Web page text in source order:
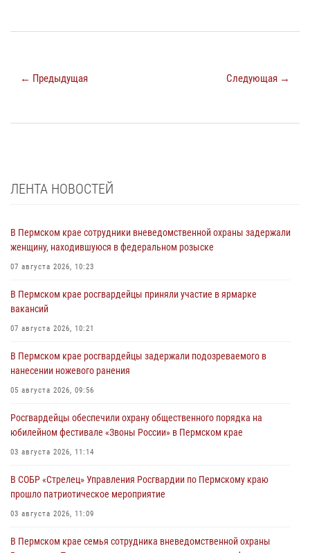
← Предыдущая Следующая →
ЛЕНТА НОВОСТЕЙ
В Пермском крае сотрудники вневедомственной охраны задержали
женщину, находившуюся в федеральном розыске
07 августа 2026, 10:23
В Пермском крае росгвардейцы приняли участие в ярмарке
вакансий
07 августа 2026, 10:21
В Пермском крае росгвардейцы задержали подозреваемого в
нанесении ножевого ранения
05 августа 2026, 09:56
Росгвардейцы обеспечили охрану общественного порядка на
юбилейном фестивале «Звоны России» в Пермском крае
03 августа 2026, 11:14
В СОБР «Стрелец» Управления Росгвардии по Пермскому краю
прошло патриотическое мероприятие
03 августа 2026, 11:09
В Пермском крае семья сотрудника вневедомственной охраны